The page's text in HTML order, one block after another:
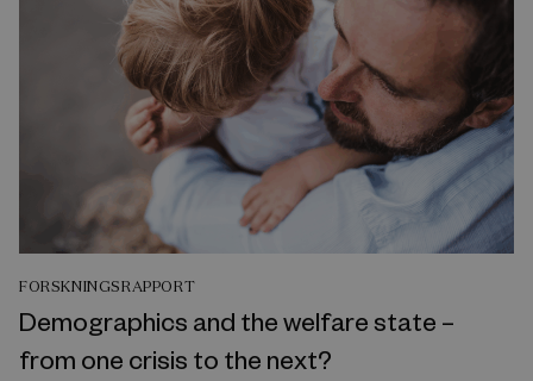
FORSKNINGSRAPPORT
Demographics and the welfare state –
from one crisis to the next?